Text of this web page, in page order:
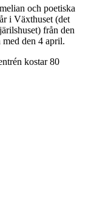
och poetiska
i Växthuset (det
från den
den 4 april.
kostar 80